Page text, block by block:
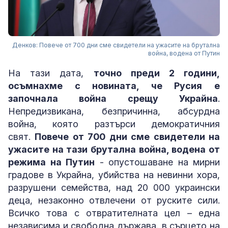
Денков: Повече от 700 дни сме свидетели на ужасите на брутална
война, водена от Путин
На тази дата, точно преди 2 години,
осъмнахме с новината, че Русия е
започнала война срещу Украйна.
Непредизвикана, безпричинна, абсурдна
война, която разтърси демократичния
свят. Повече от 700 дни сме свидетели на
ужасите на тази брутална война, водена от
режима на Путин - опустошаване на мирни
градове в Украйна, убийства на невинни хора,
разрушени семейства, над 20 000 украински
деца, незаконно отвлечени от руските сили.
Всичко това с отвратителната цел – една
независима и свободна държава, в сърцето на